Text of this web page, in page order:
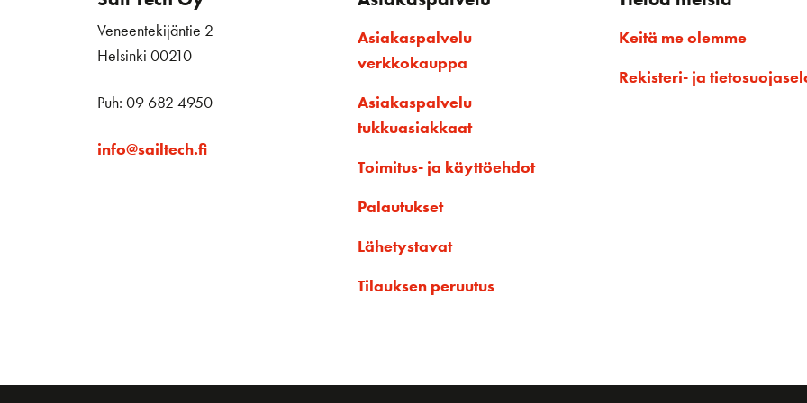
Veneentekijäntie 2
Helsinki 00210
Puh: 09 682 4950
info@sailtech.fi
Asiakaspalvelu
verkkokauppa
Asiakaspalvelu
tukkuasiakkaat
Toimitus- ja käyttöehdot
Palautukset
Lähetystavat
Tilauksen peruutus
Keitä me olemme
Rekisteri- ja